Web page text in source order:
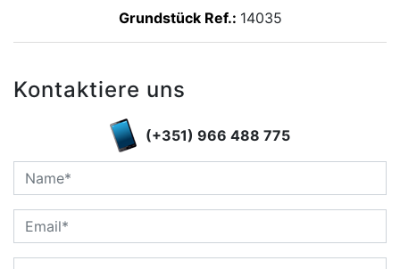
Grundstück Ref.: 14035
Kontaktiere uns
(+351) 966 488 775